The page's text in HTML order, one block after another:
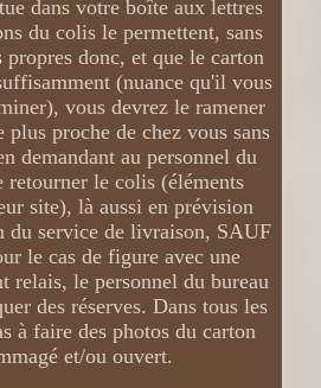
dans votre boîte aux lettres
du colis le permettent, sans
propres donc, et que le carton
(nuance qu'il vous
vous devrez le ramener
proche de chez vous sans
demandant au personnel du
retourner le colis (éléments
site), là aussi en prévision
du service de livraison, SAUF
le cas de figure avec une
relais, le personnel du bureau
des réserves. Dans tous les
à faire des photos du carton
et/ou ouvert.